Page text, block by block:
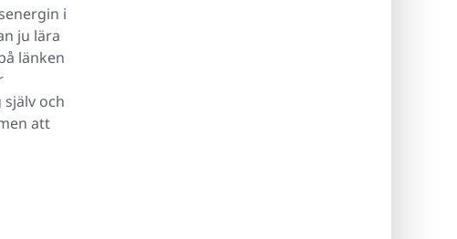
i
ju lära
länken
och
att